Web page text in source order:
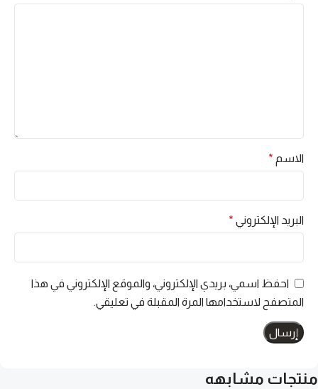
الاسم *
البريد الإلكتروني *
احفظ اسمي، بريدي الإلكتروني، والموقع الإلكتروني في هذا
المتصفح لاستخدامها المرة المقبلة في تعليقي.
منتجات مشابهه